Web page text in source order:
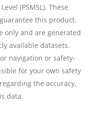
(PSMSL). These
this product.
only and are generated
available datasets.
navigation or safety-
for your own safety
the accuracy,
data.